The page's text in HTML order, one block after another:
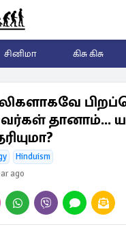
சினிமா கிசு கிசு
தானாம்...
Hinduism
ago